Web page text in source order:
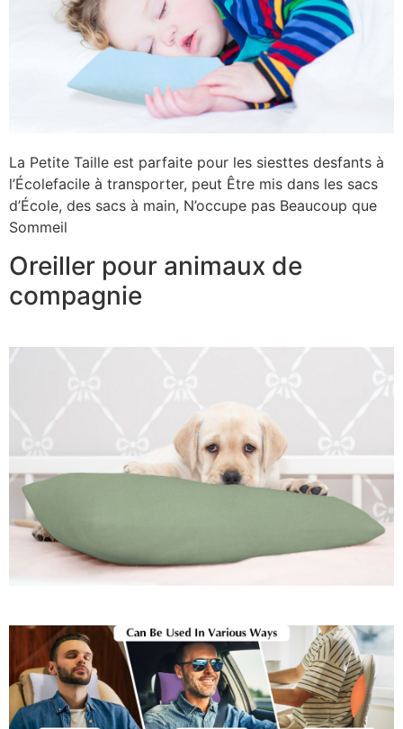
La Petite Taille est parfaite pour les siesttes desfants à
l’Écolefacile à transporter, peut Être mis dans les sacs
d’École, des sacs à main, N’occupe pas Beaucoup que
Sommeil
Oreiller pour animaux de
compagnie